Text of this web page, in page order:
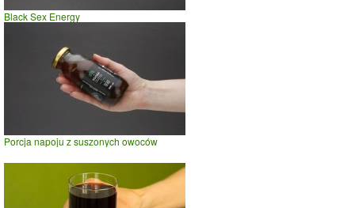
Black Sex Energy
Porcja napoju z suszonych owoców